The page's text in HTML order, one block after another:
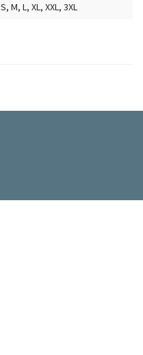
S, M, L, XL, XXL, 3XL